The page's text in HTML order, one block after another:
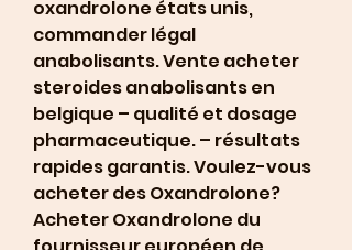
oxandrolone états unis,
commander légal
anabolisants. Vente acheter
steroides anabolisants en
belgique – qualité et dosage
pharmaceutique. – résultats
rapides garantis. Voulez-vous
acheter des Oxandrolone?
Acheter Oxandrolone du